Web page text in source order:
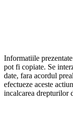
Informatiile
pot fi copiate. Se
date, fara acordul
efectueze aceste
incalcarea drepturilor